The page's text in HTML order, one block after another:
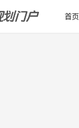
首页